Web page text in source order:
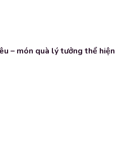
– món quà lý tưởng thể hiện